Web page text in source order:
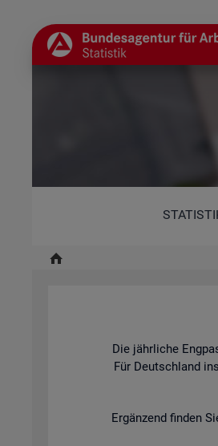
Die jähr­li­che
Für Deutsch­land
Er­gän­zend fin­den